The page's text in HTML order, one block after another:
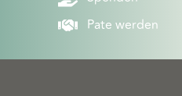
Pate werden